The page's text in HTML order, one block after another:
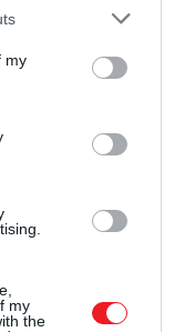
or more Google
You may click to
third-party tags to
in below Google
my
my
the
helyezik a
A víz lassan